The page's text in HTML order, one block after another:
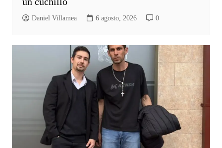
Daniel Villamea 6 agosto, 2026 0